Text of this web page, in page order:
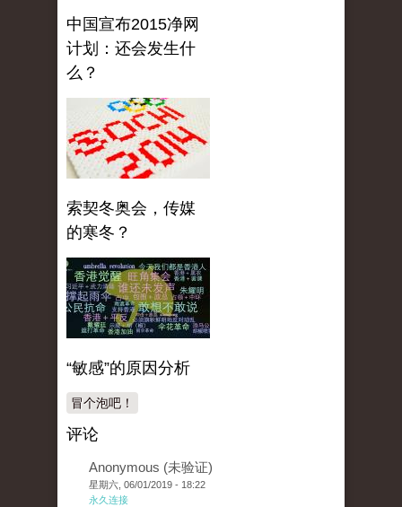
中国宣布2015净网
计划：还会发生什
么？
索契冬奥会，传媒
的寒冬？
“敏感”的原因分析
冒个泡吧！
评论
Anonymous (未验证)
星期六, 06/01/2019 - 18:22
永久连接